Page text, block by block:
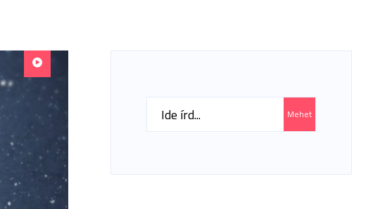
Search
Mehet